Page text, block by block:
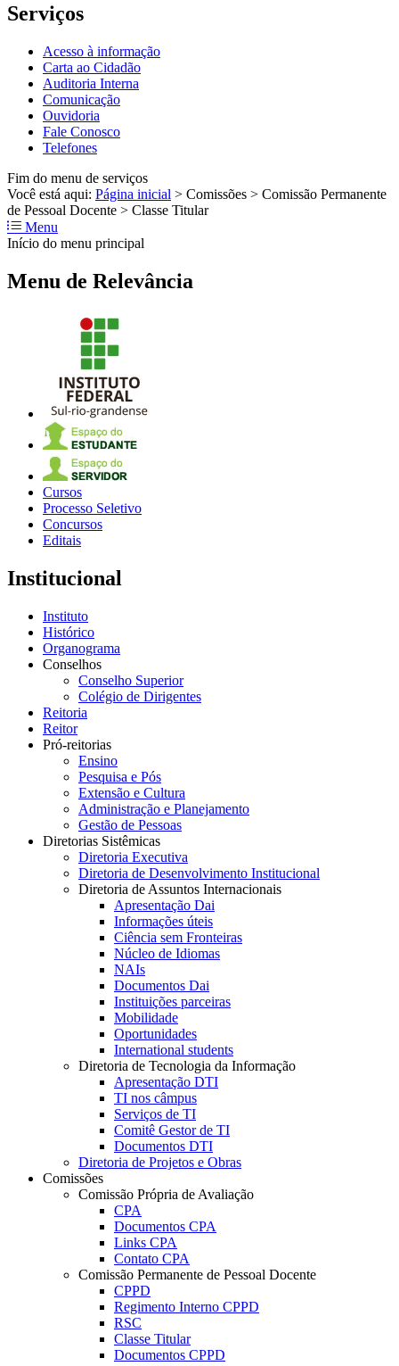
Serviços
Acesso à informação
Carta ao Cidadão
Auditoria Interna
Comunicação
Ouvidoria
Fale Conosco
Telefones
Fim do menu de serviços
Você está aqui: Página inicial > Comissões > Comissão Permanente
de Pessoal Docente > Classe Titular
Menu
Início do menu principal
Menu de Relevância
Cursos
Processo Seletivo
Concursos
Editais
Institucional
Instituto
Histórico
Organograma
Conselhos
Conselho Superior
Colégio de Dirigentes
Reitoria
Reitor
Pró-reitorias
Ensino
Pesquisa e Pós
Extensão e Cultura
Administração e Planejamento
Gestão de Pessoas
Diretorias Sistêmicas
Diretoria Executiva
Diretoria de Desenvolvimento Institucional
Diretoria de Assuntos Internacionais
Apresentação Dai
Informações úteis
Ciência sem Fronteiras
Núcleo de Idiomas
NAIs
Documentos Dai
Instituições parceiras
Mobilidade
Oportunidades
International students
Diretoria de Tecnologia da Informação
Apresentação DTI
TI nos câmpus
Serviços de TI
Comitê Gestor de TI
Documentos DTI
Diretoria de Projetos e Obras
Comissões
Comissão Própria de Avaliação
CPA
Documentos CPA
Links CPA
Contato CPA
Comissão Permanente de Pessoal Docente
CPPD
Regimento Interno CPPD
RSC
Classe Titular
Documentos CPPD